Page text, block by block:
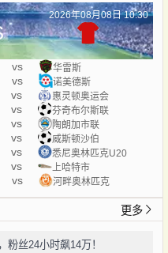
2026年08月08日 10:30
vs
华雷斯
vs
诺美德斯
vs
惠灵顿奥运会
vs
芬奇布尔斯联
vs
陶朗加市联
vs
威斯顿沙伯
vs
悉尼奥林匹克U20
vs
上哈特市
vs 河畔奥林匹克
更多
丝24小时飙14万！